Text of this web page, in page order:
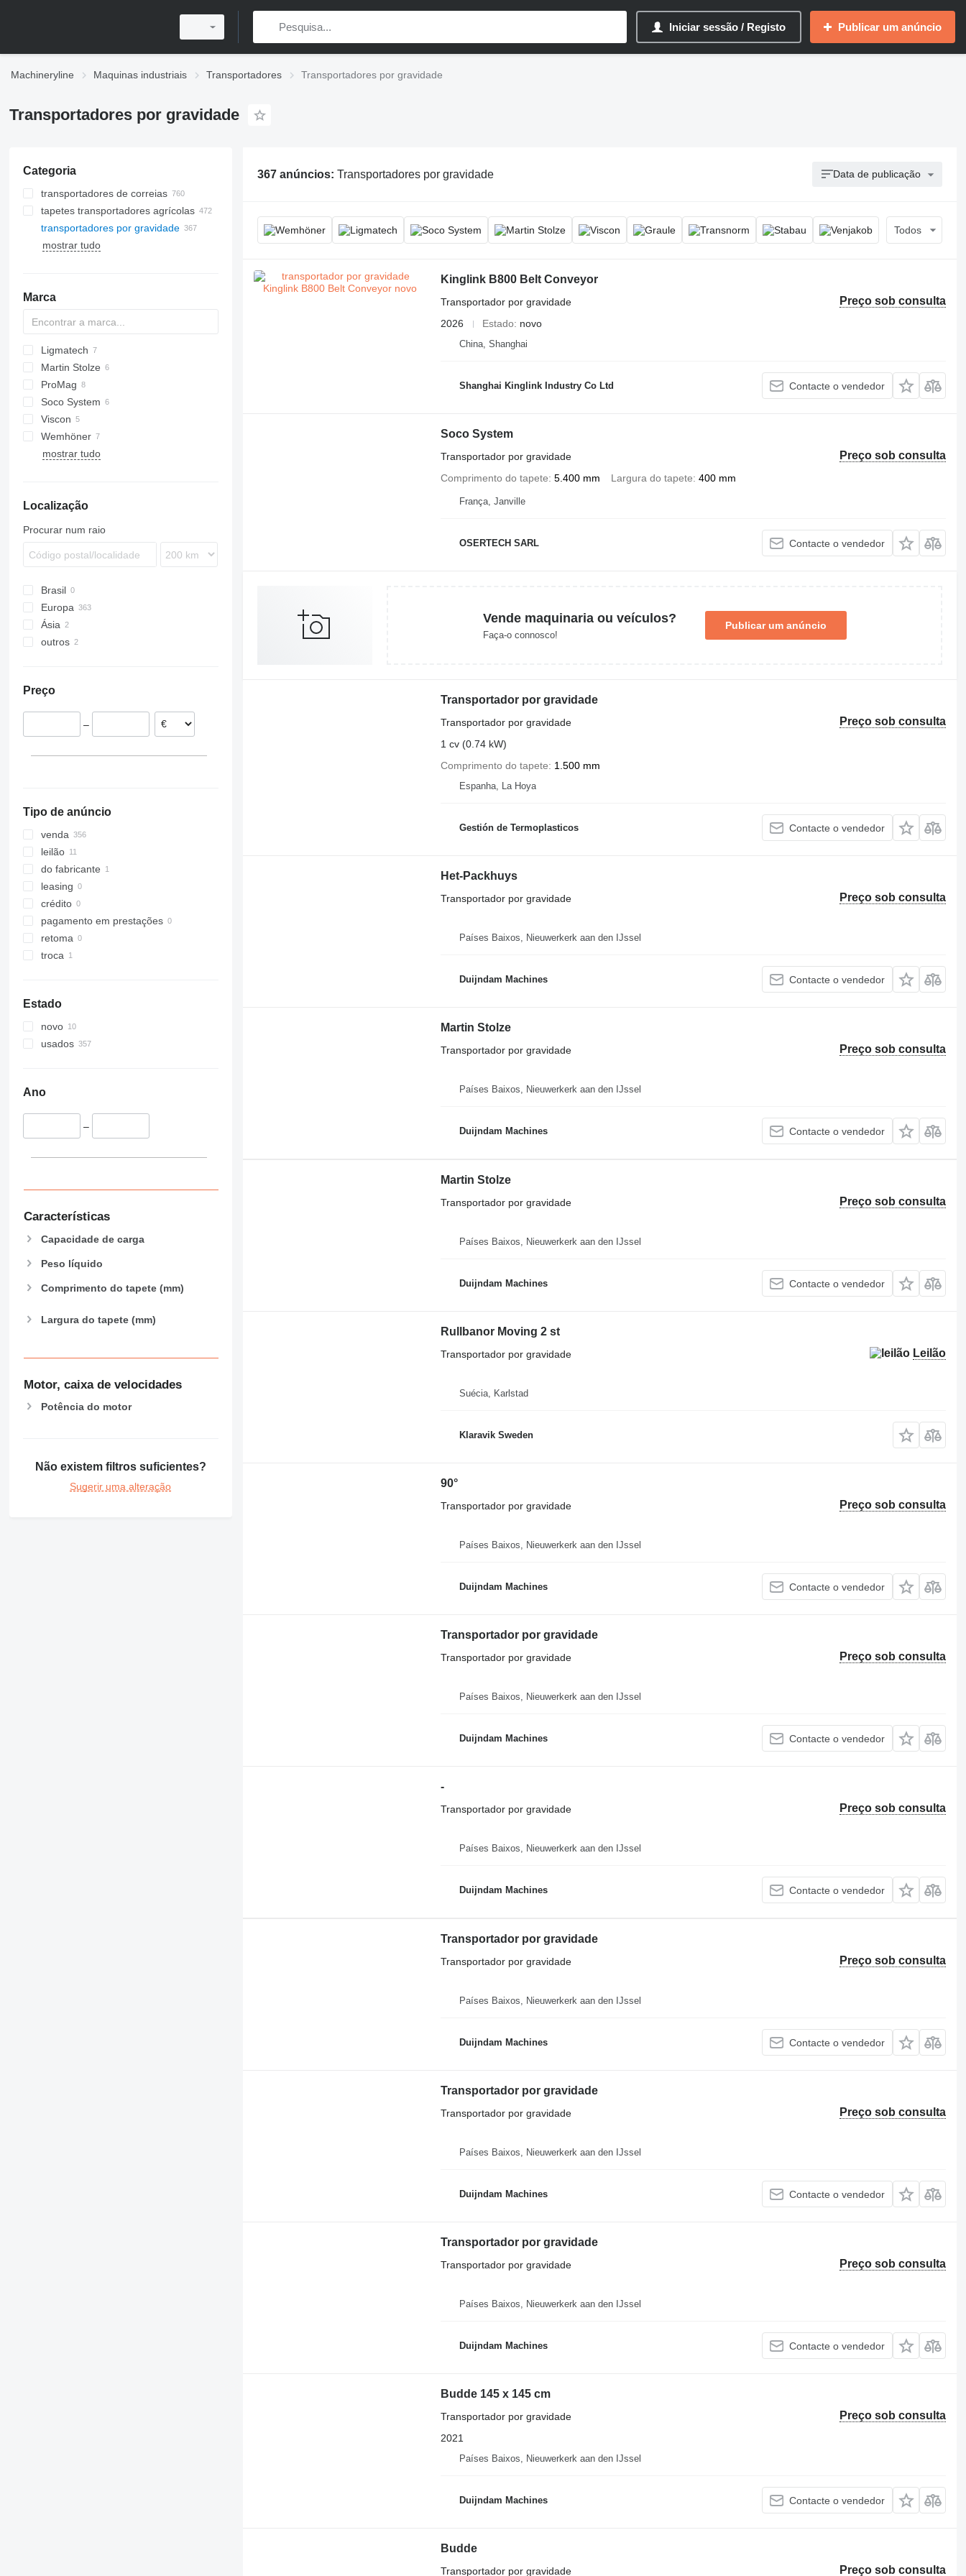
Iniciar sessão / Registo Publicar um anúncio
Machineryline Maquinas industriais Transportadores Transportadores por gravidade
Transportadores por gravidade
Categoria
transportadores de correias
tapetes transportadores agrícolas
transportadores por gravidade
mostrar tudo
Marca
Ligmatech
Martin Stolze
ProMag
Soco System
Viscon
Wemhöner
mostrar tudo
Localização
Procurar num raio
Brasil
Europa
Países Baixos
França
Eslováquia
Ásia
Turquia
outros
Preço
–
Tipo de anúncio
venda
leilão
do fabricante
leasing
crédito
pagamento em prestações
retoma
troca
Estado
novo
usados
Ano
–
Características
Capacidade de carga
Peso líquido
Comprimento do tapete (mm)
Largura do tapete (mm)
Motor, caixa de velocidades
Potência do motor
Não existem filtros suficientes?
Sugerir uma alteração
367 anúncios: Transportadores por gravidade Data de publicação
Todos
Kinglink B800 Belt Conveyor
Preço sob consulta
Transportador por gravidade
2026
Estado novo
China, Shanghai
Shanghai Kinglink Industry Co Ltd Contacte o vendedor
Soco System
Preço sob consulta
Transportador por gravidade
Comprimento do tapete 5.400 mm Largura do tapete 400 mm
França, Janville
OSERTECH SARL Contacte o vendedor
Vende maquinaria ou veículos?
Faça-o connosco!
Publicar um anúncio
Transportador por gravidade
Preço sob consulta
Transportador por gravidade
1 cv (0.74 kW)
Comprimento do tapete
1.500 mm
Espanha, La Hoya
Gestión de Termoplasticos Contacte o vendedor
Het-Packhuys
Preço sob consulta
Transportador por gravidade
Países Baixos, Nieuwerkerk aan den IJssel
Duijndam Machines Contacte o vendedor
Martin Stolze
Preço sob consulta
Transportador por gravidade
Países Baixos, Nieuwerkerk aan den IJssel
Duijndam Machines Contacte o vendedor
Martin Stolze
Preço sob consulta
Transportador por gravidade
Países Baixos, Nieuwerkerk aan den IJssel
Duijndam Machines Contacte o vendedor
Rullbanor Moving 2 st
Leilão
Transportador por gravidade
Suécia, Karlstad
Klaravik Sweden
90°
Preço sob consulta
Transportador por gravidade
Países Baixos, Nieuwerkerk aan den IJssel
Duijndam Machines Contacte o vendedor
Transportador por gravidade
Preço sob consulta
Transportador por gravidade
Países Baixos, Nieuwerkerk aan den IJssel
Duijndam Machines Contacte o vendedor
-
Preço sob consulta
Transportador por gravidade
Países Baixos, Nieuwerkerk aan den IJssel
Duijndam Machines Contacte o vendedor
Transportador por gravidade
Preço sob consulta
Transportador por gravidade
Países Baixos, Nieuwerkerk aan den IJssel
Duijndam Machines Contacte o vendedor
Transportador por gravidade
Preço sob consulta
Transportador por gravidade
Países Baixos, Nieuwerkerk aan den IJssel
Duijndam Machines Contacte o vendedor
Transportador por gravidade
Preço sob consulta
Transportador por gravidade
Países Baixos, Nieuwerkerk aan den IJssel
Duijndam Machines Contacte o vendedor
Budde 145 x 145 cm
Preço sob consulta
Transportador por gravidade
2021
Países Baixos, Nieuwerkerk aan den IJssel
Duijndam Machines Contacte o vendedor
Budde
Preço sob consulta
Transportador por gravidade